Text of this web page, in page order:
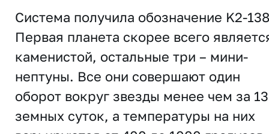
Система получила обозначение K2-
Первая планета скорее всего
каменистой, остальные три – мини-
нептуны. Все они совершают один
оборот вокруг звезды менее чем за 13
земных суток, а температуры на них